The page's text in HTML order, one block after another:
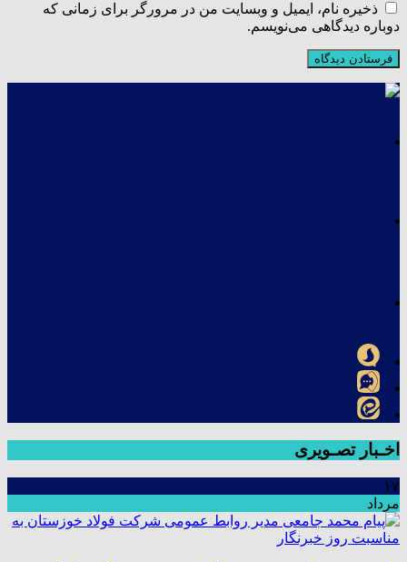
ذخیره نام، ایمیل و وبسایت من در مرورگر برای زمانی که
دوباره دیدگاهی می‌نویسم.
اخـبار تصـویری
۱۷
مرداد